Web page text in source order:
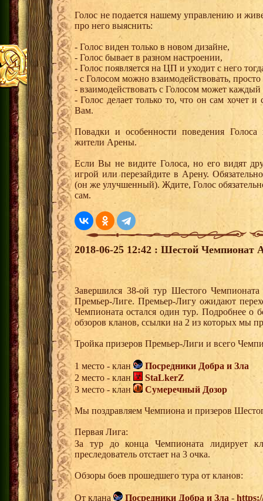
Голос не подается нашему управлению и
про него выяснить:
- Голос виден только в новом дизайне,
- Голос бывает в разном настроении,
- Голос появляется на ЦП и уходит с него
- с Голосом можно взаимодействовать,
- взаимодействовать с Голосом может
- Голос делает только то, что он сам хочет
Вам.
Повадки и особенности поведения
жители Арены.
Если Вы не видите Голоса, но его видят
игрой или перезайдите в Арену.
(он же улучшенный). Ждите, Голос
сам.
2018-06-25 12:42 : Шестой Чемпионат
Завершился 38-ой тур Шестого
Премьер-Лиге. Премьер-Лигу ожидают
Чемпионата остался один тур. Подробнее о
обзоров кланов, ссылки на 2 из которых мы
Тройка призеров Премьер-Лиги и всего
1 место - клан
Посредники Добра и Зла
2 место - клан
StaLkerZ
3 место - клан
Сумеречный Дозор
Мы поздравляем Чемпиона и призеров
Первая Лига:
За тур до конца Чемпионата лидирует
преследователь отстает на 3 очка.
Обзоры боев прошедшего тура от кланов:
От клана Посредники Добра и Зла -